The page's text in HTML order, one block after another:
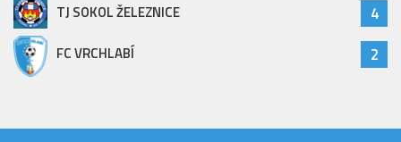
Realizační tým
TJ SOKOL ŽELEZNICE 4
FC VRCHLABÍ 2